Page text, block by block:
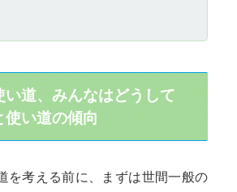
い道、みんなはどうして
使い道の傾向
を考える前に、まずは世間一般の